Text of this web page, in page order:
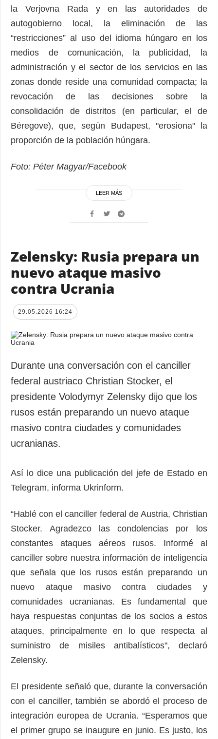
la Verjovna Rada y en las autoridades de
autogobierno local, la eliminación de las
“restricciones” al uso del idioma húngaro en los
medios de comunicación, la publicidad, la
administración y el sector de los servicios en las
zonas donde reside una comunidad compacta; la
revocación de las decisiones sobre la
consolidación de distritos (en particular, el de
Béregove), que, según Budapest, "erosiona" la
proporción de la población húngara.
Foto: Péter Magyar/Facebook
LEER MÁS
Zelensky: Rusia prepara un
nuevo ataque masivo
contra Ucrania
29.05.2026 16:24
Durante una conversación con el canciller
federal austriaco Christian Stocker, el
presidente Volodymyr Zelensky dijo que los
rusos están preparando un nuevo ataque
masivo contra ciudades y comunidades
ucranianas.
Así lo dice una publicación del jefe de Estado en
Telegram, informa Ukrinform.
“Hablé con el canciller federal de Austria, Christian
Stocker. Agradezco las condolencias por los
constantes ataques aéreos rusos. Informé al
сanciller sobre nuestra información de inteligencia
que señala que los rusos están preparando un
nuevo ataque masivo contra ciudades y
comunidades ucranianas. Es fundamental que
haya respuestas conjuntas de los socios a estos
ataques, principalmente en lo que respecta al
suministro de misiles antibalísticos", declaró
Zelensky.
El presidente señaló que, durante la conversación
con el canciller, también se abordó el proceso de
integración europea de Ucrania. “Esperamos que
el primer grupo se inaugure en junio. Es justo, los